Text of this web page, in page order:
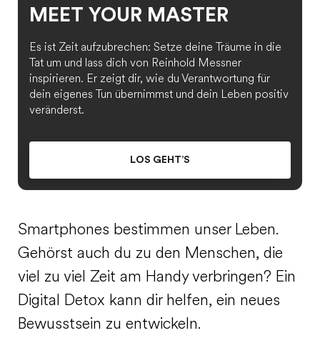
MEET YOUR MASTER
Es ist Zeit aufzubrechen: Setze deine Träume in die
Tat um und lass dich von Reinhold Messner
inspirieren. Er zeigt dir, wie du Verantwortung für
dein eigenes Tun übernimmst und dein Leben positiv
veränderst.
LOS GEHT’S
Smartphones bestimmen unser Leben.
Gehörst auch du zu den Menschen, die
viel zu viel Zeit am Handy verbringen? Ein
Digital Detox kann dir helfen, ein neues
Bewusstsein zu entwickeln.